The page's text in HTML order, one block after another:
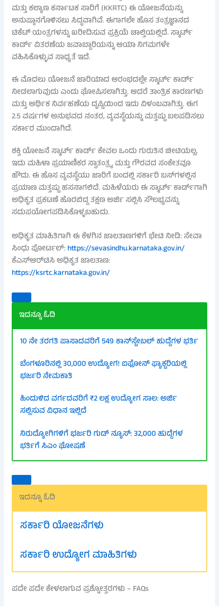
ಮತ್ತು ಕಲ್ಯಾಣ ಕರ್ನಾಟಕ ಸಾರಿಗೆ (KKRTC) ಈ ಯೋಜನೆಯನ್ನು
ಅನುಷ್ಠಾನಗೊಳಿಸಲು ಸಿದ್ಧವಾಗಿವೆ. ಈಗಾಗಲೇ ಹೊಸ ತಂತ್ರಜ್ಞಾನದ
ಟಿಕೆಟ್ ಯಂತ್ರಗಳನ್ನು ಖರೀದಿಸುವ ಪ್ರಕ್ರಿಯೆ ಚಾಲ್ತಿಯಲ್ಲಿದೆ. ಸ್ಮಾರ್ಟ್
ಕಾರ್ಡ್ ವಿತರಣೆಯ ಜವಾಬ್ದಾರಿಯನ್ನು ಆಯಾ ನಿಗಮಗಳೇ
ವಹಿಸಿಕೊಳ್ಳುವ ಸಾಧ್ಯತೆ ಇದೆ.
ಈ ಮೊದಲು ಯೋಜನೆ ಜಾರಿಯಾದ ಆರಂಭದಲ್ಲೇ ಸ್ಮಾರ್ಟ್ ಕಾರ್ಡ್
ನೀಡಲಾಗುವುದು ಎಂದು ಘೋಷಿಸಲಾಗಿತ್ತು. ಆದರೆ ತಾಂತ್ರಿಕ ಕಾರಣಗಳು
ಮತ್ತು ಆರ್ಥಿಕ ನಿರ್ವಹಣೆಯ ದೃಷ್ಟಿಯಿಂದ ಇದು ವಿಳಂಬವಾಗಿತ್ತು. ಈಗ
2.5 ವರ್ಷಗಳ ಅನುಭವದ ನಂತರ, ವ್ಯವಸ್ಥೆಯನ್ನು ಮತ್ತಷ್ಟು ಬಲಪಡಿಸಲು
ಸರ್ಕಾರ ಮುಂದಾಗಿದೆ.
ಶಕ್ತಿ ಯೋಜನೆ ಸ್ಮಾರ್ಟ್ ಕಾರ್ಡ್ ಕೇವಲ ಒಂದು ಗುರುತಿನ ಚೀಟಿಯಲ್ಲ,
ಇದು ಮಹಿಳಾ ಪ್ರಯಾಣಿಕರ ಸ್ವಾತಂತ್ರ್ಯ ಮತ್ತು ಗೌರವದ ಸಂಕೇತವೂ
ಹೌದು. ಈ ಹೊಸ ವ್ಯವಸ್ಥೆಯು ಜಾರಿಗೆ ಬಂದಲ್ಲಿ ಸರ್ಕಾರಿ ಬಸ್‌ಗಳಲ್ಲಿನ
ಪ್ರಯಾಣ ಮತ್ತಷ್ಟು ಹಸನಾಗಲಿದೆ. ಮಹಿಳೆಯರು ಈ ಸ್ಮಾರ್ಟ್ ಕಾರ್ಡ್‌ಗಾಗಿ
ಅಧಿಕೃತ ಪ್ರಕಟಣೆ ಹೊರಬಿದ್ದ ತಕ್ಷಣ ಅರ್ಜಿ ಸಲ್ಲಿಸಿ ಸೌಲಭ್ಯವನ್ನು
ಸದುಪಯೋಗಪಡಿಸಿಕೊಳ್ಳಬಹುದು.
ಅಧಿಕೃತ ಮಾಹಿತಿಗಾಗಿ ಈ ಕೆಳಗಿನ ಜಾಲತಾಣಗಳಿಗೆ ಭೇಟಿ ನೀಡಿ: ಸೇವಾ
ಸಿಂಧು ಪೋರ್ಟಲ್:https://sevasindhu.karnataka.gov.in/
ಕೆಎಸ್ಆರ್‌ಟಿಸಿ ಅಧಿಕೃತ ಜಾಲತಾಣ:
https://ksrtc.karnataka.gov.in/
ಇದನ್ನೂ ಓದಿ
10 ನೇ ತರಗತಿ ಪಾಸಾದವರಿಗೆ 549 ಕಾನ್‌ಸ್ಟೇಬಲ್ ಹುದ್ದೆಗಳ ಭರ್ತಿ
ಬೆಂಗಳೂರಿನಲ್ಲಿ 30,000 ಉದ್ಯೋಗ! ಐಫೋನ್ ಫ್ಯಾಕ್ಟರಿಯಲ್ಲಿ
ಭರ್ಜರಿ ನೇಮಕಾತಿ
ಹಿಂದುಳಿದ ವರ್ಗದವರಿಗೆ ₹2 ಲಕ್ಷ ಉದ್ಯೋಗ ಸಾಲ: ಅರ್ಜಿ
ಸಲ್ಲಿಸುವ ವಿಧಾನ ಇಲ್ಲಿದೆ
ನಿರುದ್ಯೋಗಿಗಳಿಗೆ ಭರ್ಜರಿ ಗುಡ್ ನ್ಯೂಸ್: 32,000 ಹುದ್ದೆಗಳ
ಭರ್ತಿಗೆ ಸಿಎಂ ಘೋಷಣೆ
ಇದನ್ನೂ ಓದಿ
ಸರ್ಕಾರಿ ಯೋಜನೆಗಳು
ಸರ್ಕಾರಿ ಉದ್ಯೋಗ ಮಾಹಿತಿಗಳು
ಪದೇ ಪದೇ ಕೇಳಲಾಗುವ ಪ್ರಶ್ನೋತ್ತರಗಳು – FAQs